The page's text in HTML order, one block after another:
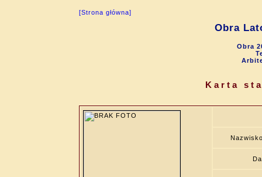
[Strona główna]
Obra
Obra
Karta